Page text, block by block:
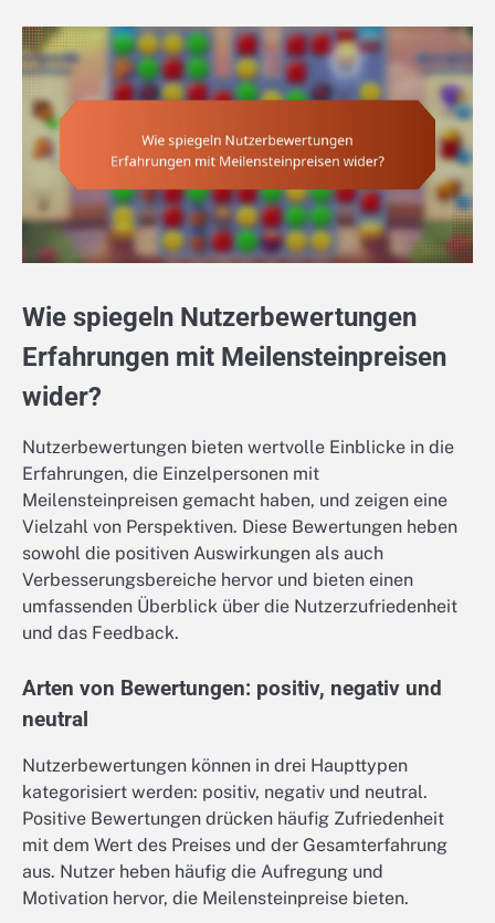
Wie spiegeln Nutzerbewertungen
Erfahrungen mit Meilensteinpreisen
wider?
Nutzerbewertungen bieten wertvolle Einblicke in die
Erfahrungen, die Einzelpersonen mit
Meilensteinpreisen gemacht haben, und zeigen eine
Vielzahl von Perspektiven. Diese Bewertungen heben
sowohl die positiven Auswirkungen als auch
Verbesserungsbereiche hervor und bieten einen
umfassenden Überblick über die Nutzerzufriedenheit
und das Feedback.
Arten von Bewertungen: positiv, negativ und
neutral
Nutzerbewertungen können in drei Haupttypen
kategorisiert werden: positiv, negativ und neutral.
Positive Bewertungen drücken häufig Zufriedenheit
mit dem Wert des Preises und der Gesamterfahrung
aus. Nutzer heben häufig die Aufregung und
Motivation hervor, die Meilensteinpreise bieten.